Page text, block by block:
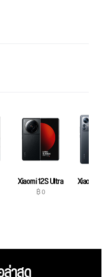
Xiaomi 12S Ultra
฿ 0
Xiaomi